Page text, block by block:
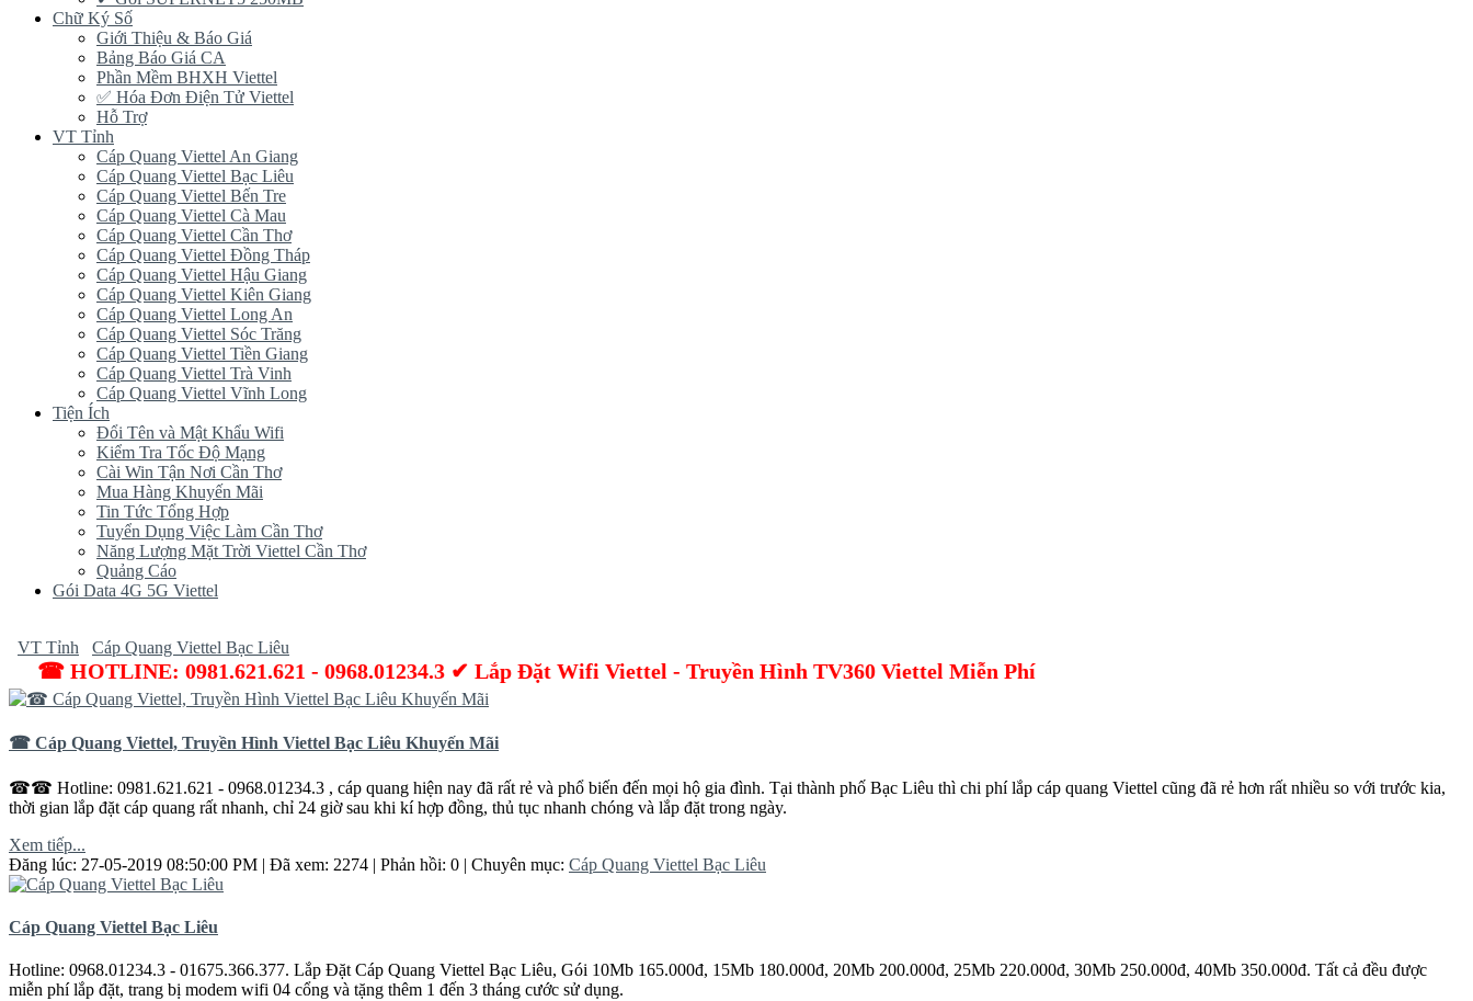
Chữ Ký Số
Giới Thiệu & Báo Giá
Bảng Báo Giá CA
Phần Mềm BHXH Viettel
✅‎ Hóa Đơn Điện Tử Viettel
Hỗ Trợ
VT Tỉnh
Cáp Quang Viettel An Giang
Cáp Quang Viettel Bạc Liêu
Cáp Quang Viettel Bến Tre
Cáp Quang Viettel Cà Mau
Cáp Quang Viettel Cần Thơ
Cáp Quang Viettel Đồng Tháp
Cáp Quang Viettel Hậu Giang
Cáp Quang Viettel Kiên Giang
Cáp Quang Viettel Long An
Cáp Quang Viettel Sóc Trăng
Cáp Quang Viettel Tiền Giang
Cáp Quang Viettel Trà Vinh
Cáp Quang Viettel Vĩnh Long
Tiện Ích
Đổi Tên và Mật Khẩu Wifi
Kiểm Tra Tốc Độ Mạng
Cài Win Tận Nơi Cần Thơ
Mua Hàng Khuyến Mãi
Tin Tức Tổng Hợp
Tuyển Dụng Việc Làm Cần Thơ
Năng Lượng Mặt Trời Viettel Cần Thơ
Quảng Cáo
Gói Data 4G 5G Viettel
VT Tỉnh Cáp Quang Viettel Bạc Liêu
☎ HOTLINE: 0981.621.621 - 0968.01234.3 ✔ Lắp Đặt Wifi Viettel - Truyền Hình TV360 Viettel Miễn Phí
☎ Cáp Quang Viettel, Truyền Hình Viettel Bạc Liêu Khuyến Mãi
☎☎ Hotline: 0981.621.621 - 0968.01234.3 , cáp quang hiện nay đã rất rẻ và phổ biến đến mọi hộ gia đình. Tại thành phố Bạc Liêu thì chi phí lắp cáp quang Viettel cũng đã rẻ hơn rất nhiều so với trước kia,
thời gian lắp đặt cáp quang rất nhanh, chỉ 24 giờ sau khi kí hợp đồng, thủ tục nhanh chóng và lắp đặt trong ngày.
Xem tiếp...
Đăng lúc: 27-05-2019 08:50:00 PM | Đã xem: 2274 | Phản hồi: 0 | Chuyên mục: Cáp Quang Viettel Bạc Liêu
Cáp Quang Viettel Bạc Liêu
Hotline: 0968.01234.3 - 01675.366.377. Lắp Đặt Cáp Quang Viettel Bạc Liêu, Gói 10Mb 165.000đ, 15Mb 180.000đ, 20Mb 200.000đ, 25Mb 220.000đ, 30Mb 250.000đ, 40Mb 350.000đ. Tất cả đều được
miễn phí lắp đặt, trang bị modem wifi 04 cổng và tặng thêm 1 đến 3 tháng cước sử dụng.